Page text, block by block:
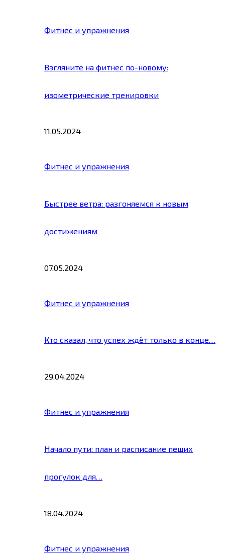
Фитнес и упражнения
Взгляните на фитнес по-новому:
изометрические тренировки
11.05.2024
Фитнес и упражнения
Быстрее ветра: разгоняемся к новым
достижениям
07.05.2024
Фитнес и упражнения
Кто сказал, что успех ждёт только в конце…
29.04.2024
Фитнес и упражнения
Начало пути: план и расписание пеших
прогулок для…
18.04.2024
Фитнес и упражнения